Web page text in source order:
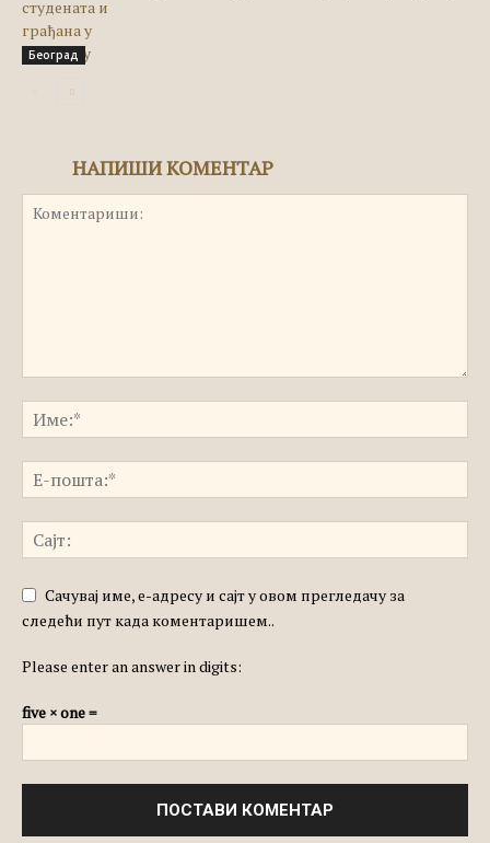
Београд
НАПИШИ КОМЕНТАР
Сачувај име, е-адресу и сајт у овом прегледачу за
следећи пут када коментаришем..
Please enter an answer in digits:
five × one =